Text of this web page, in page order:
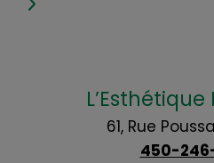
61, Rue
450-